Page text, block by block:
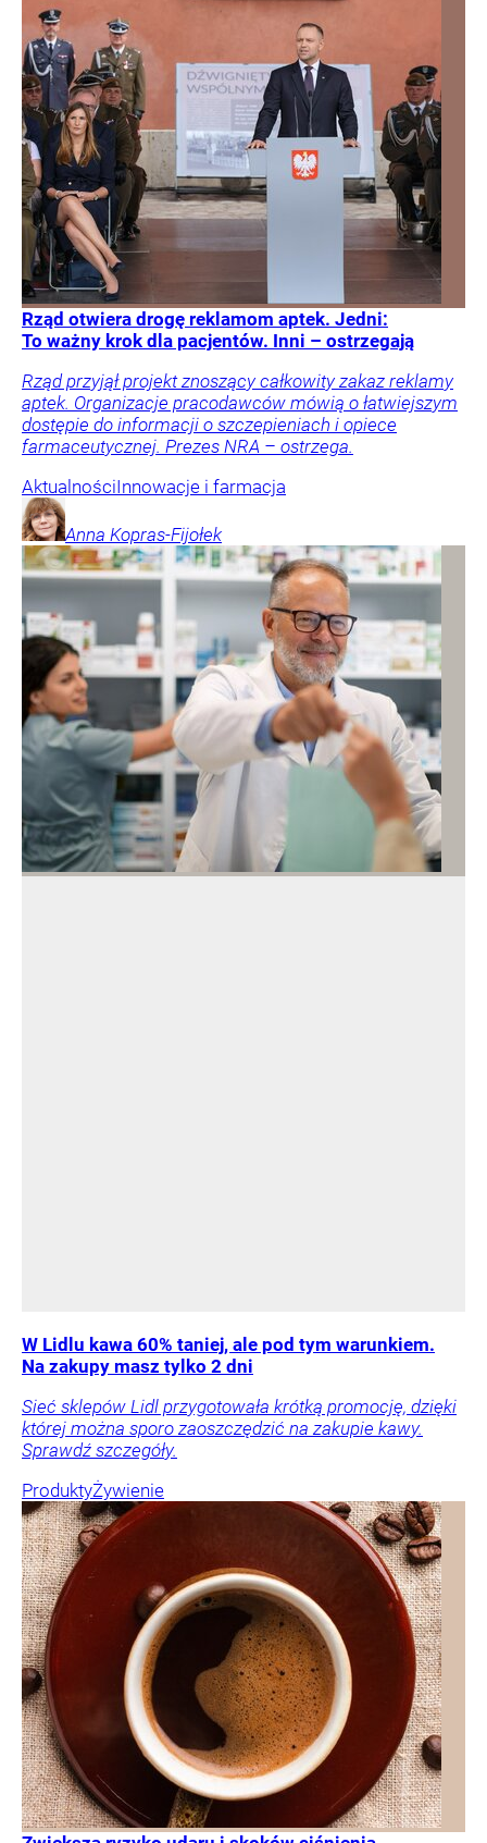
Rząd otwiera drogę reklamom aptek. Jedni:
To ważny krok dla pacjentów. Inni – ostrzegają
Rząd przyjął projekt znoszący całkowity zakaz reklamy
aptek. Organizacje pracodawców mówią o łatwiejszym
dostępie do informacji o szczepieniach i opiece
farmaceutycznej. Prezes NRA – ostrzega.
AktualnościInnowacje i farmacja
Anna Kopras-Fijołek
W Lidlu kawa 60% taniej, ale pod tym warunkiem.
Na zakupy masz tylko 2 dni
Sieć sklepów Lidl przygotowała krótką promocję, dzięki
której można sporo zaoszczędzić na zakupie kawy.
Sprawdź szczegóły.
ProduktyŻywienie